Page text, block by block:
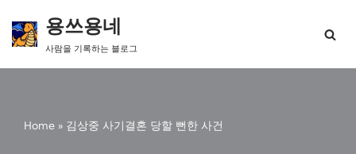
콘
용쓰용네
사람을 기록하는 블로그
Home » 김상중 사기결혼 당할 뻔한 사건